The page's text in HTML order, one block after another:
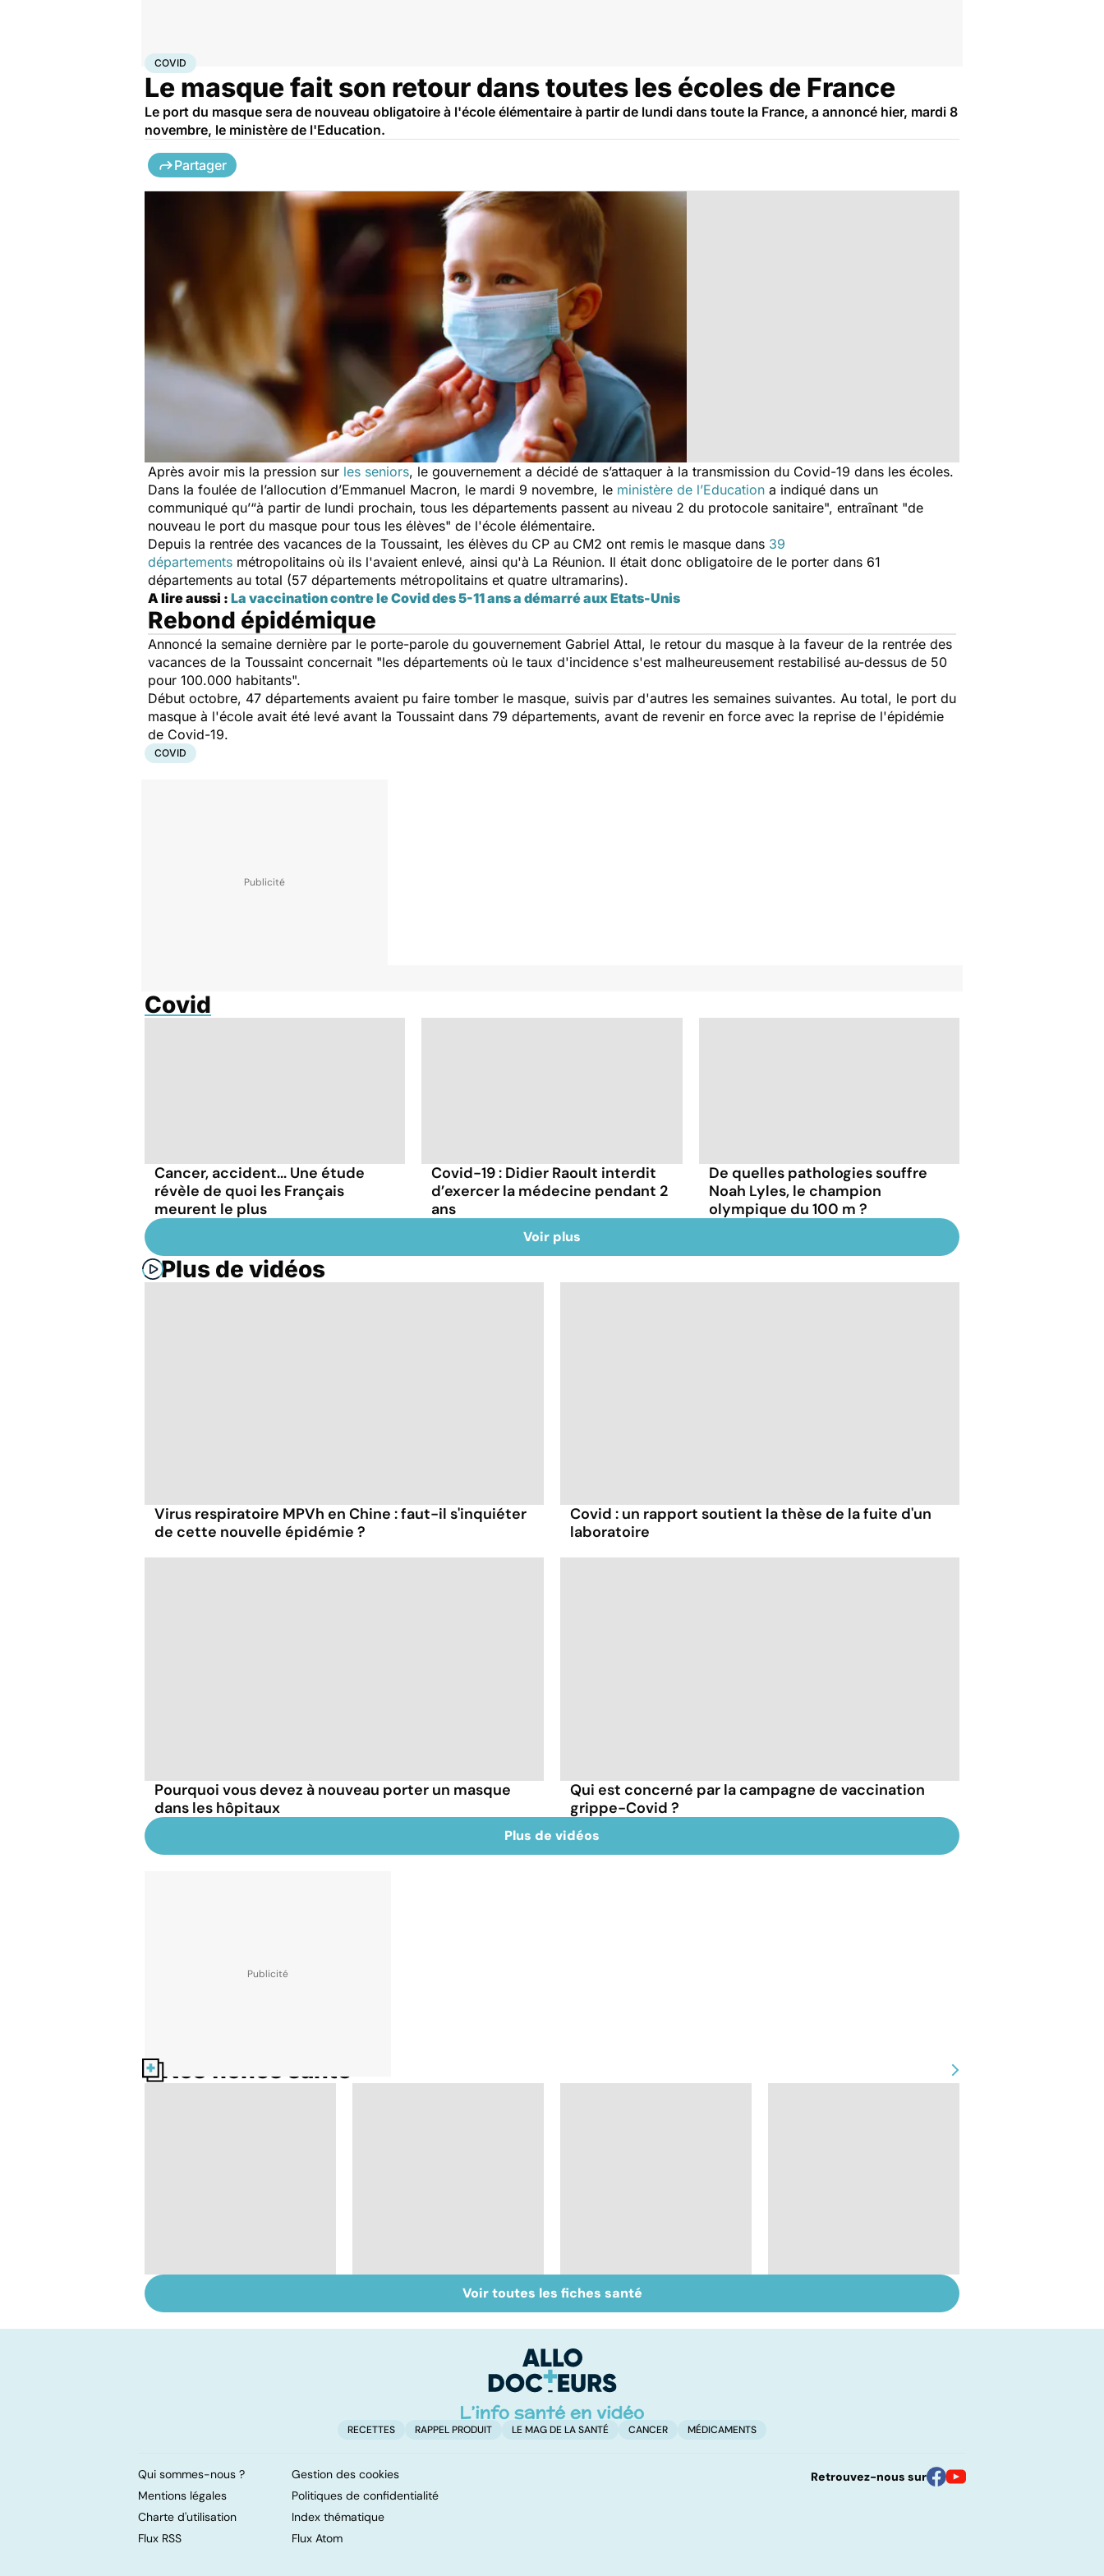
AccueilSanté
COVID
Le masque fait son retour dans toutes les écoles de France
Le port du masque sera de nouveau obligatoire à l'école élémentaire à partir de lundi dans toute la France, a annoncé hier, mardi 8
novembre, le ministère de l'Education.
Partager
Après avoir mis la pression sur les seniors, le gouvernement a décidé de s’attaquer à la transmission du Covid-19 dans les écoles.
Dans la foulée de l’allocution d’Emmanuel Macron, le mardi 9 novembre, le ministère de l’Education a indiqué dans un
communiqué qu’“à partir de lundi prochain, tous les départements passent au niveau 2 du protocole sanitaire", entraînant "de
nouveau le port du masque pour tous les élèves" de l'école élémentaire.
Depuis la rentrée des vacances de la Toussaint, les élèves du CP au CM2 ont remis le masque dans 39
départements métropolitains où ils l'avaient enlevé, ainsi qu'à La Réunion. Il était donc obligatoire de le porter dans 61
départements au total (57 départements métropolitains et quatre ultramarins).
A lire aussi : La vaccination contre le Covid des 5-11 ans a démarré aux Etats-Unis
Rebond épidémique
Annoncé la semaine dernière par le porte-parole du gouvernement Gabriel Attal, le retour du masque à la faveur de la rentrée des
vacances de la Toussaint concernait "les départements où le taux d'incidence s'est malheureusement restabilisé au-dessus de 50
pour 100.000 habitants".
Début octobre, 47 départements avaient pu faire tomber le masque, suivis par d'autres les semaines suivantes. Au total, le port du
masque à l'école avait été levé avant la Toussaint dans 79 départements, avant de revenir en force avec la reprise de l'épidémie
de Covid-19.
COVID
Covid
Cancer, accident... Une étude
révèle de quoi les Français
meurent le plus
Covid-19 : Didier Raoult interdit
d’exercer la médecine pendant 2
ans
De quelles pathologies souffre
Noah Lyles, le champion
olympique du 100 m ?
Voir plus
Plus de vidéos
Virus respiratoire MPVh en Chine : faut-il s'inquiéter
de cette nouvelle épidémie ?
Covid : un rapport soutient la thèse de la fuite d'un
laboratoire
Pourquoi vous devez à nouveau porter un masque
dans les hôpitaux
Qui est concerné par la campagne de vaccination
grippe-Covid ?
Plus de vidéos
Nos fiches santé
infections
Covid-19 : tout savoir
sur la maladie
Inflammation des
amygdales : que faire
passage à l'acte
Voir toutes les fiches santé
RECETTES RAPPEL PRODUIT LE MAG DE LA SANTÉ CANCER MÉDICAMENTS
Qui sommes-nous ?
Gestion des cookies
Mentions légales
Politiques de confidentialité
Charte d'utilisation
Index thématique
Flux RSS
Flux Atom
Retrouvez-nous sur